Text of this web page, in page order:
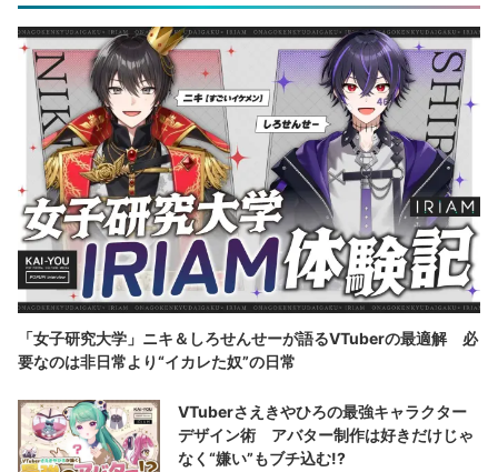
「女子研究大学」ニキ＆しろせんせーが語るVTuberの最適解 必
要なのは非日常より“イカレた奴”の日常
VTuberさえきやひろの最強キャラクター
デザイン術 アバター制作は好きだけじゃ
なく“嫌い”もブチ込む!?